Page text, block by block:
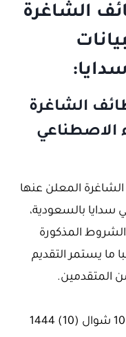
الشاغرة
الشاغرة
الاصطناعي
المعلن عنها
سدايا بالسعودية،
المذكورة
ما يستمر التقديم
المتقدمين.
بداية التقديم: متاح الأن بتاريخ 10 شوال (10) 1444